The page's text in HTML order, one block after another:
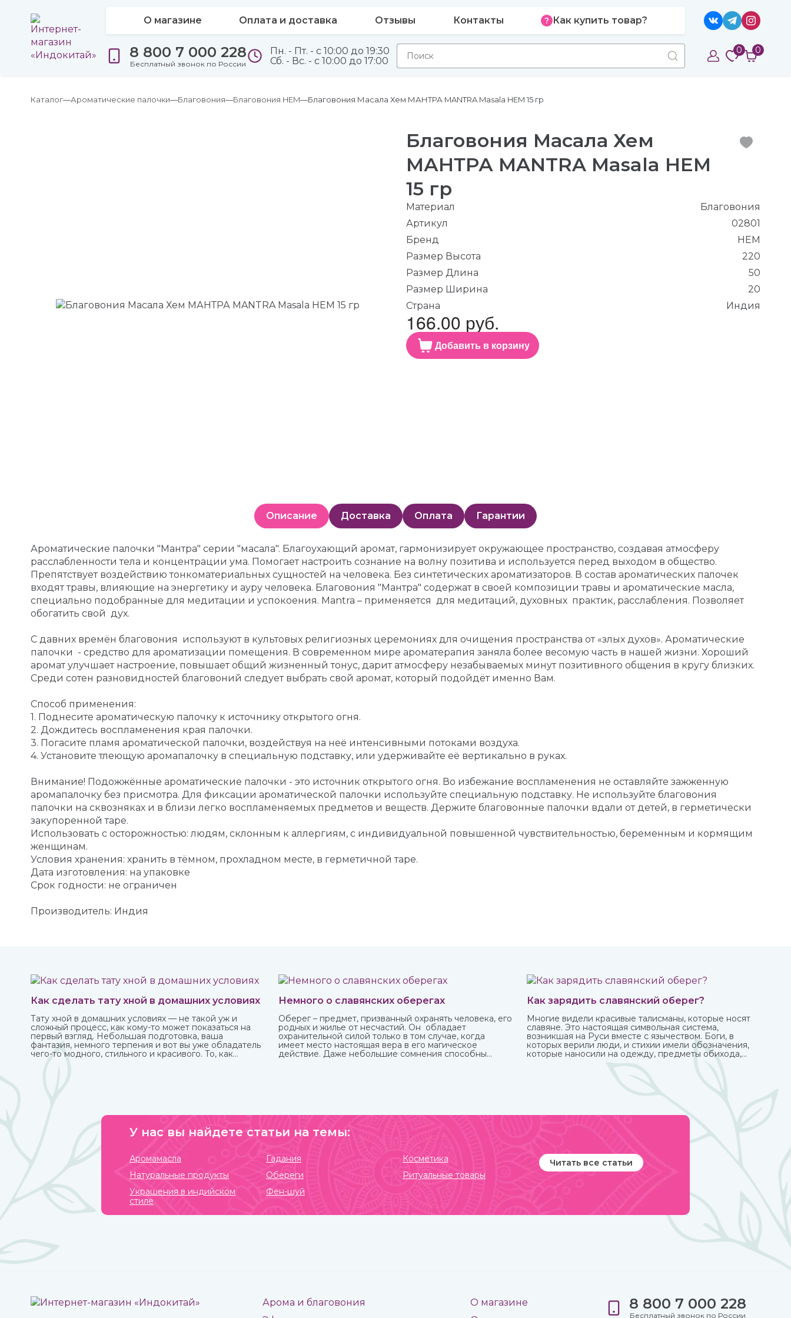
О магазине Оплата и доставка Отзывы Контакты Как купить товар?
8 800 7 000 228
Бесплатный звонок по России
Пн. - Пт. - с 10:00 до 19:30
Сб. - Вс. - с 10:00 до 17:00
0 0
Каталог Ароматические палочки Благовония Благовония HEM Благовония Масала Хем МАНТРА MANTRA Masala HEM 15 гр
Благовония Масала Хем
МАНТРА MANTRA Masala HEM
15 гр
Материал
Благовония
Артикул
02801
Бренд
HEM
Размер Высота
220
Размер Длина
50
Размер Ширина
20
Страна
Индия
166.00 руб.
Добавить в корзину
Описание Доставка Оплата Гарантии
Ароматические палочки "Мантра" серии "масала". Благоухающий аромат, гармонизирует окружающее пространство, создавая атмосферу
расслабленности тела и концентрации ума. Помогает настроить сознание на волну позитива и используется перед выходом в общество.
Препятствует воздействию тонкоматериальных сущностей на человека. Без синтетических ароматизаторов. В состав ароматических палочек
входят травы, влияющие на энергетику и ауру человека. Благовония "Мантра" содержaт в своей композиции травы и ароматические масла,
специально подобранные для медитации и успокоения. Mantra – применяется для медитаций, духовных практик, расслабления. Позволяет
обогатить свой дух.
С давних времён благовония используют в культовых религиозных церемониях для очищения пространства от «злых духов». Ароматические
палочки - средство для ароматизации помещения. В современном мире ароматерапия заняла более весомую часть в нашей жизни. Хороший
аромат улучшает настроение, повышает общий жизненный тонус, дарит атмосферу незабываемых минут позитивного общения в кругу близких.
Среди сотен разновидностей благовоний следует выбрать свой аромат, который подойдёт именно Вам.
Способ применения:
1. Поднесите ароматическую палочку к источнику открытого огня.
2. Дождитесь воспламенения края палочки.
3. Погасите пламя ароматической палочки, воздействуя на неё интенсивными потоками воздуха.
4. Установите тлеющую аромапалочку в специальную подставку, или удерживайте её вертикально в руках.
Внимание! Подожжённые ароматические палочки - это источник открытого огня. Во избежание воспламенения не оставляйте зажженную
аромапалочку без присмотра. Для фиксации ароматической палочки используйте специальную подставку. Не используйте благовония
палочки на сквозняках и в близи легко воспламеняемых предметов и веществ. Держите благовонные палочки вдали от детей, в герметически
закупоренной таре.
Использовать с осторожностью: людям, склонным к аллергиям, с индивидуальной повышенной чувствительностью, беременным и кормящим
женщинам.
Условия хранения: хранить в тёмном, прохладном месте, в герметичной таре.
Дата изготовления: на упаковке
Срок годности: не ограничен
Производитель: Индия
Как сделать тату хной в домашних условиях
Тату хной в домашних условиях — не такой уж и
сложный процесс, как кому-то может показаться на
первый взгляд. Небольшая подготовка, ваша
фантазия, немного терпения и вот вы уже обладатель
чего-то модного, стильного и красивого. То, как
сделать тату хной, вы можете узнать из нашей стать.
Немного о славянских оберегах
Оберег – предмет, призванный охранять человека, его
родных и жилье от несчастий. Он обладает
охранительной силой только в том случае, когда
имеет место настоящая вера в его магическое
действие. Даже небольшие сомнения способны
Как зарядить славянский оберег?
Многие видели красивые талисманы, которые носят
славяне. Это настоящая символьная система,
возникшая на Руси вместе с язычеством. Боги, в
которых верили люди, и стихии имели обозначения,
которые наносили на одежду, предметы обихода,
внедряли в архитектуру жилищ. Таким образом люди
не только соединялись с окружающим миром, но и
просили у него защиты от темных сил, дурного глаза,
болезней, войн и покровительства в земледелии,
У нас вы найдете статьи на темы:
Аромамасла Гадания
Косметика
Натуральные продукты
Обереги
Ритуальные товары
Украшения в индийском
стиле
Фен-шуй
Читать все статьи
Арома и благовония
О магазине
8 800 7 000 228
Бесплатный звонок по России